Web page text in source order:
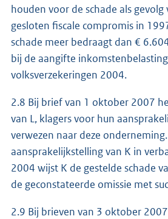
houden voor de schade als
gesloten fiscale compromis in
schade meer bedraagt dan €
bij de aangifte
volksverzekeringen 2004.
2.8 Bij brief van 1 oktober 2007
van L, klagers voor hun
verwezen naar deze
aansprakelijkstelling van K in
2004 wijst K de gestelde schade
de geconstateerde omissie met
2.9 Bij brieven van 3 oktober